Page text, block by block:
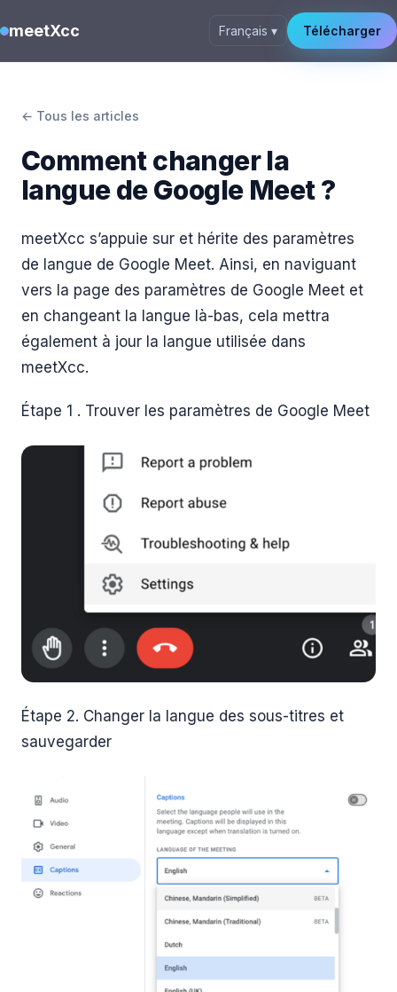
meetXcc Français ▾ Télécharger
← Tous les articles
Comment changer la
langue de Google Meet ?
meetXcc s’appuie sur et hérite des paramètres
de langue de Google Meet. Ainsi, en naviguant
vers la page des paramètres de Google Meet et
en changeant la langue là-bas, cela mettra
également à jour la langue utilisée dans
meetXcc.
Étape 1 . Trouver les paramètres de Google Meet
Étape 2. Changer la langue des sous-titres et
sauvegarder